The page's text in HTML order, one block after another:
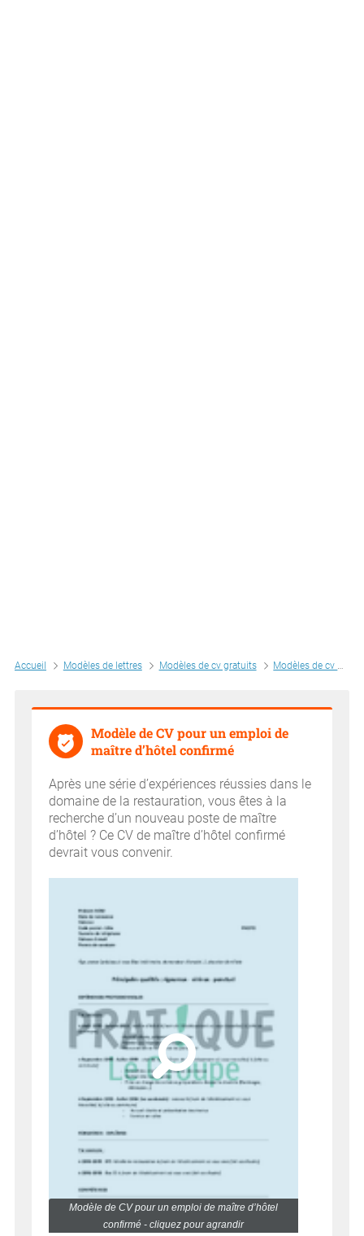
Accueil Modèles de lettres Modèles de cv gratuits Modèles de cv par métiers
Modèle de CV pour un emploi de
maître d’hôtel confirmé
Après une série d’expériences réussies dans le
domaine de la restauration, vous êtes à la
recherche d’un nouveau poste de maître
d’hôtel ? Ce CV de maître d’hôtel confirmé
devrait vous convenir.
Modèle de CV pour un emploi de maître d’hôtel
confirmé - cliquez pour agrandir